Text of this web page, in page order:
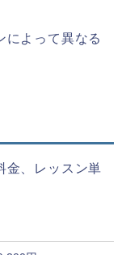
よって異なる
金、レッスン単